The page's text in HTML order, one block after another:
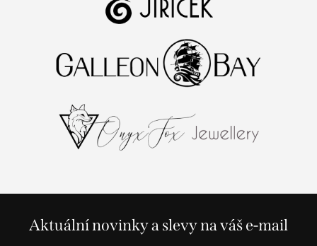
Aktuální novinky a slevy na váš e-mail